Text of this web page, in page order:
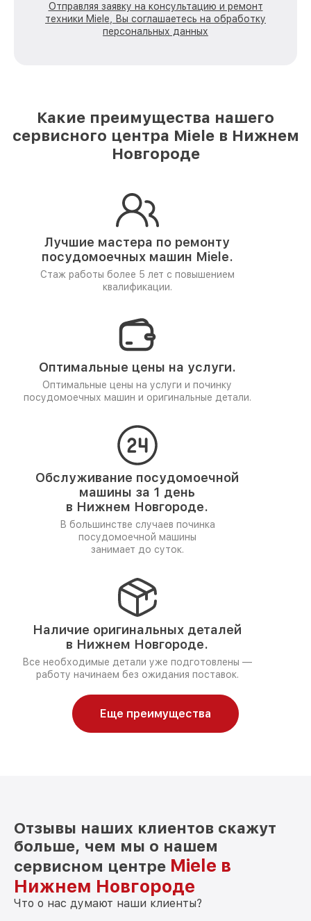
Отправляя заявку на консультацию и ремонт
техники Miele, Вы соглашаетесь на обработку
персональных данных
Какие преимущества нашего
сервисного центра Miele в Нижнем
Новгороде
Лучшие мастера по ремонту
посудомоечных машин Miele.
Стаж работы более 5 лет с повышением
квалификации.
Оптимальные цены на услуги.
Оптимальные цены на услуги и починку
посудомоечных машин и оригинальные детали.
Обслуживание посудомоечной
машины за 1 день
в Нижнем Новгороде.
В большинстве случаев починка
посудомоечной машины
занимает до суток.
Наличие оригинальных деталей
в Нижнем Новгороде.
Все необходимые детали уже подготовлены —
работу начинаем без ожидания поставок.
Еще преимущества
Отзывы наших клиентов скажут
больше, чем мы о нашем
сервисном центре Miele в
Нижнем Новгороде
Что о нас думают наши клиенты?